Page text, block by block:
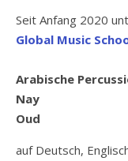
Seit Anfang 2020
Global Music
Arabische
Nay
Oud
auf Deutsch,